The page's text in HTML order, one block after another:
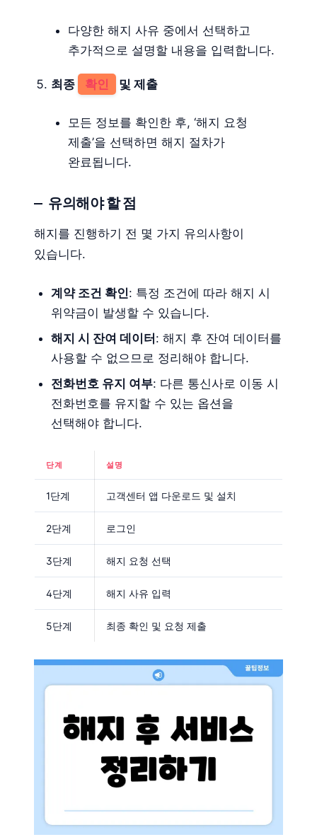
다양한 해지 사유 중에서 선택하고
추가적으로 설명할 내용을 입력합니다.
최종 확인 및 제출
모든 정보를 확인한 후, ‘해지 요청
제출’을 선택하면 해지 절차가
완료됩니다.
유의해야 할 점
해지를 진행하기 전 몇 가지 유의사항이
있습니다.
계약 조건 확인: 특정 조건에 따라 해지 시
위약금이 발생할 수 있습니다.
해지 시 잔여 데이터: 해지 후 잔여 데이터를
사용할 수 없으므로 정리해야 합니다.
전화번호 유지 여부: 다른 통신사로 이동 시
전화번호를 유지할 수 있는 옵션을
선택해야 합니다.
단계 설명
1단계 고객센터 앱 다운로드 및 설치
2단계 로그인
3단계 해지 요청 선택
4단계 해지 사유 입력
5단계 최종 확인 및 요청 제출